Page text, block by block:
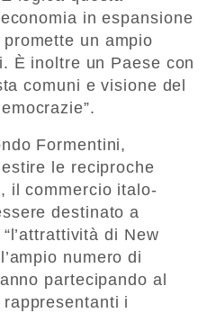
in espansione
un ampio
È inoltre un Paese con
comuni e visione del
Formentini,
le reciproche
il commercio italo-
destinato a
di New
numero di
partecipando al
i